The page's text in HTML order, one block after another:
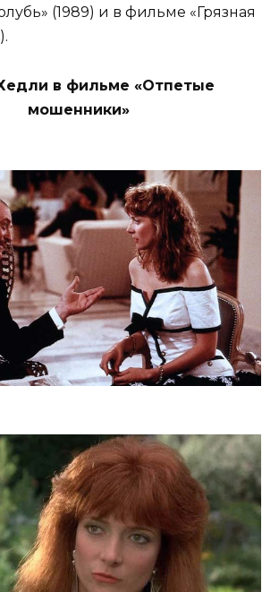
(1989) и в фильме «Грязная
в фильме «Отпетые
мошенники»